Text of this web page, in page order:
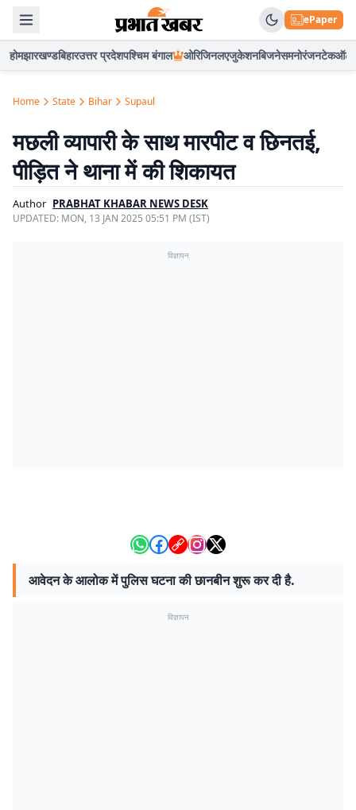
ePaper
होमझारखण्डबिहारउत्तर प्रदेशपश्चिम बंगाल ओरिजिनलएजुकेशनबिजनेसमनोरंजनटेकऑटो
Home State Bihar Supaul
मछली व्यापारी के साथ मारपीट व छिनतई,
पीड़ित ने थाना में की शिकायत
Author PRABHAT KHABAR NEWS DESK
UPDATED: MON, 13 JAN 2025 05:51 PM (IST)
विज्ञापन
आवेदन के आलोक में पुलिस घटना की छानबीन शुरू कर दी है.
विज्ञापन